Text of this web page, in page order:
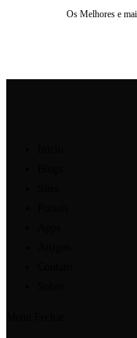
Os Melhores e